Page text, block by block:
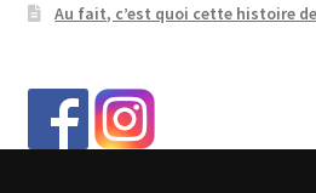
Au fait, c’est quoi cette histoire